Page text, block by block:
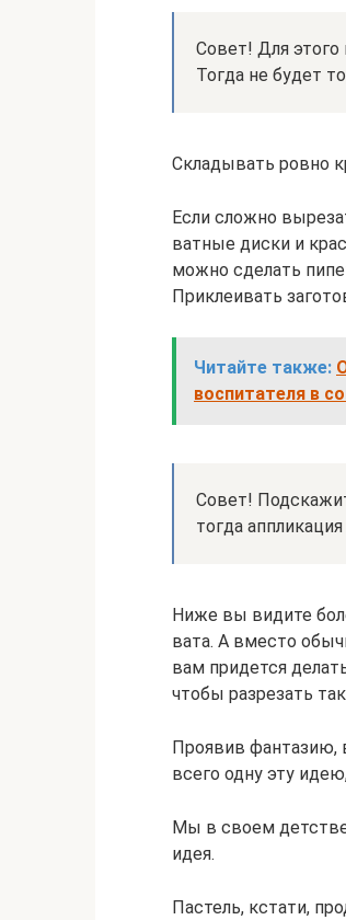
Совет! Для
Тогда не будет
Складывать ровно
Если сложно
ватные диски и
можно сделать
Приклеивать
Читайте также:
воспитателя в
Совет!
тогда
Ниже вы видите
вата. А вместо
вам придется
чтобы разрезать
Проявив фантазию,
всего одну эту
Мы в своем детстве
идея.
Пастель, кстати,